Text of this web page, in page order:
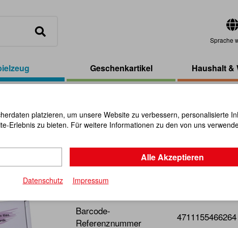
Sprache
Geschenkartikel Haushalt &
Tangram-Spiel
Artikel-Nr.:104730
Spielerisch lernen war schon immer die
Barcode-
Referenznummer
4711155466264
platzieren, um unsere Website zu verbessern, personalisierte
Erlebnis zu bieten. Für weitere Informationen zu den von uns
Alle Akzeptieren
Datenschutz Impressum